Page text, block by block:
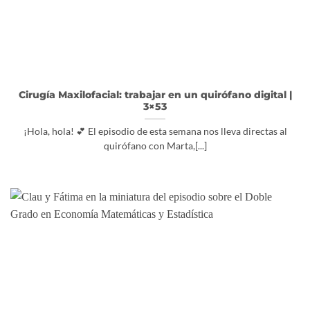
Cirugía Maxilofacial: trabajar en un quirófano digital |
3×53
¡Hola, hola! 💕 El episodio de esta semana nos lleva directas al
quirófano con Marta,[...]